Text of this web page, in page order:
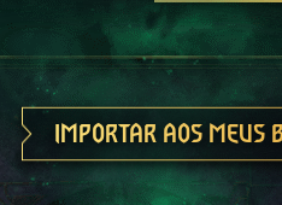
IMPORTAR AOS MEUS